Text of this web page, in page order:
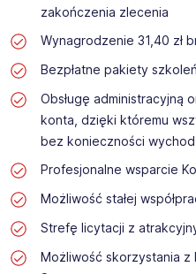
zakończenia zlecenia
Wynagrodzenie 31,40 zł
Bezpłatne pakiety szkoleń
Obsługę administracyjną
konta, dzięki któremu
bez konieczności
Profesjonalne wsparcie
Możliwość stałej
Strefę licytacji z
Możliwość skorzystania